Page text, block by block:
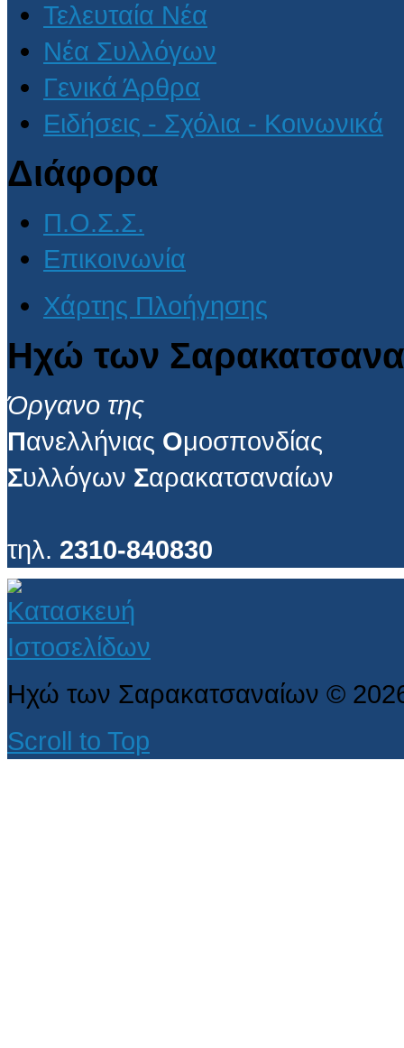
Τελευταία Νέα
Νέα Συλλόγων
Γενικά Άρθρα
Ειδήσεις - Σχόλια - Κοινωνικά
Διάφορα
Π.Ο.Σ.Σ.
Επικοινωνία
Χάρτης Πλοήγησης
Ηχώ των
Όργανο της
Πανελλήνιας Ομοσπονδίας
Συλλόγων Σαρακατσαναίων
τηλ. 2310-840830
Ηχώ των Σαρακατσαναίων ©
Scroll to Top